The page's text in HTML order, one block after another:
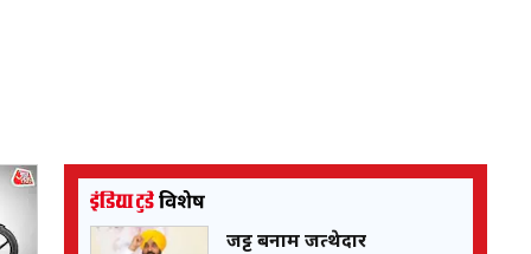
जट्ट बनाम जत्थेदार